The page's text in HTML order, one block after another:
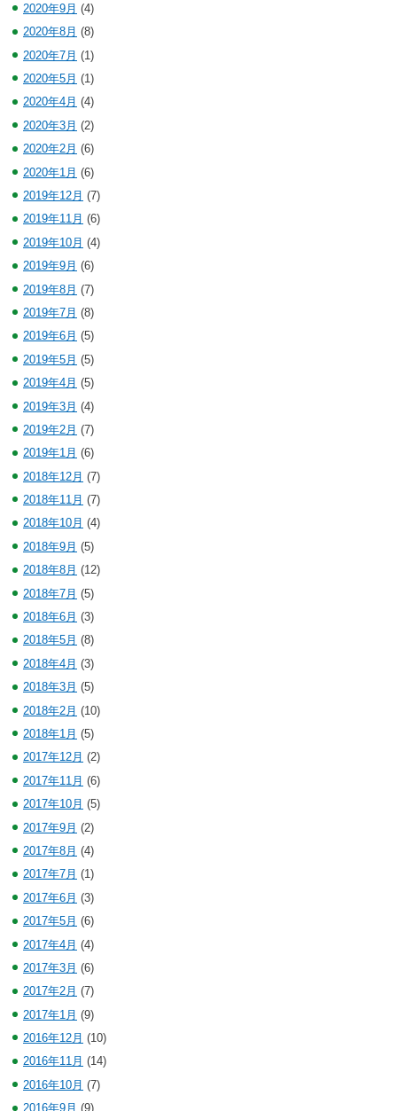
2020年9月 (4)
2020年8月 (8)
2020年7月 (1)
2020年5月 (1)
2020年4月 (4)
2020年3月 (2)
2020年2月 (6)
2020年1月 (6)
2019年12月 (7)
2019年11月 (6)
2019年10月 (4)
2019年9月 (6)
2019年8月 (7)
2019年7月 (8)
2019年6月 (5)
2019年5月 (5)
2019年4月 (5)
2019年3月 (4)
2019年2月 (7)
2019年1月 (6)
2018年12月 (7)
2018年11月 (7)
2018年10月 (4)
2018年9月 (5)
2018年8月 (12)
2018年7月 (5)
2018年6月 (3)
2018年5月 (8)
2018年4月 (3)
2018年3月 (5)
2018年2月 (10)
2018年1月 (5)
2017年12月 (2)
2017年11月 (6)
2017年10月 (5)
2017年9月 (2)
2017年8月 (4)
2017年7月 (1)
2017年6月 (3)
2017年5月 (6)
2017年4月 (4)
2017年3月 (6)
2017年2月 (7)
2017年1月 (9)
2016年12月 (10)
2016年11月 (14)
2016年10月 (7)
2016年9月 (9)